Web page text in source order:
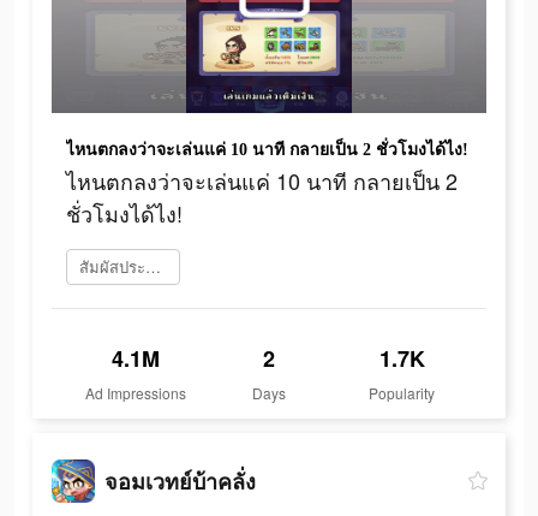
ไหนตกลงว่าจะเล่นแค่ 10 นาที กลายเป็น 2 ชั่วโมงได้ไง!
ไหนตกลงว่าจะเล่นแค่ 10 นาที กลายเป็น 2
ชั่วโมงได้ไง!
สัมผัสประสบการณ์เลย
4.1M
Ad Impressions
2
Days
1.7K
Popularity
จอมเวทย์บ้าคลั่ง